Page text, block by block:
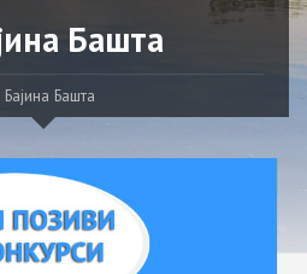
Башта
Башта